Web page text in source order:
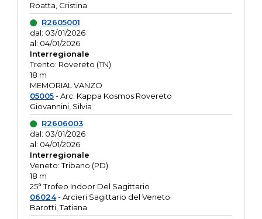
Roatta, Cristina
R2605001
dal: 03/01/2026
al: 04/01/2026
Interregionale
Trento: Rovereto (TN)
18 m
MEMORIAL VANZO
05005- Arc. Kappa Kosmos Rovereto
Giovannini, Silvia
R2606003
dal: 03/01/2026
al: 04/01/2026
Interregionale
Veneto: Tribano (PD)
18 m
25° Trofeo Indoor Del Sagittario
06024- Arcieri Sagittario del Veneto
Barotti, Tatiana